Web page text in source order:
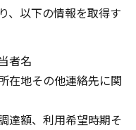
、以下の情報を取得す
者名
在地その他連絡先に関
達額、利用希望時期そ